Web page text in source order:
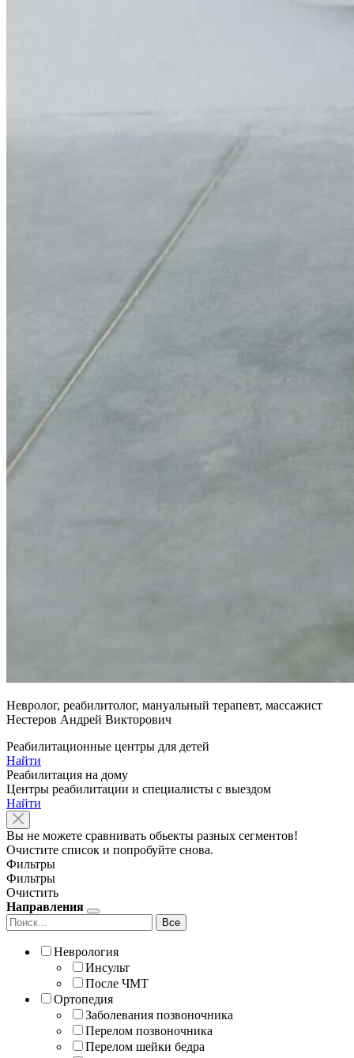
Невролог, реабилитолог, мануальный терапевт, массажист
Нестеров Андрей Викторович
Реабилитационные центры для детей
Найти
Реабилитация на дому
Центры реабилитации и специалисты с выездом
Найти
Вы не можете сравнивать обьекты разных сегментов!
Очистите список и попробуйте снова.
Фильтры
Фильтры
Очистить
Направления
Все
Неврология
Инсульт
После ЧМТ
Ортопедия
Заболевания позвоночника
Перелом позвоночника
Перелом шейки бедра